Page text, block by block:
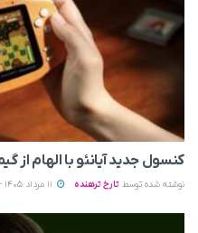
کنسول جدید آیانئو با الهام
نوشته شده توسط تارخ ترهنده